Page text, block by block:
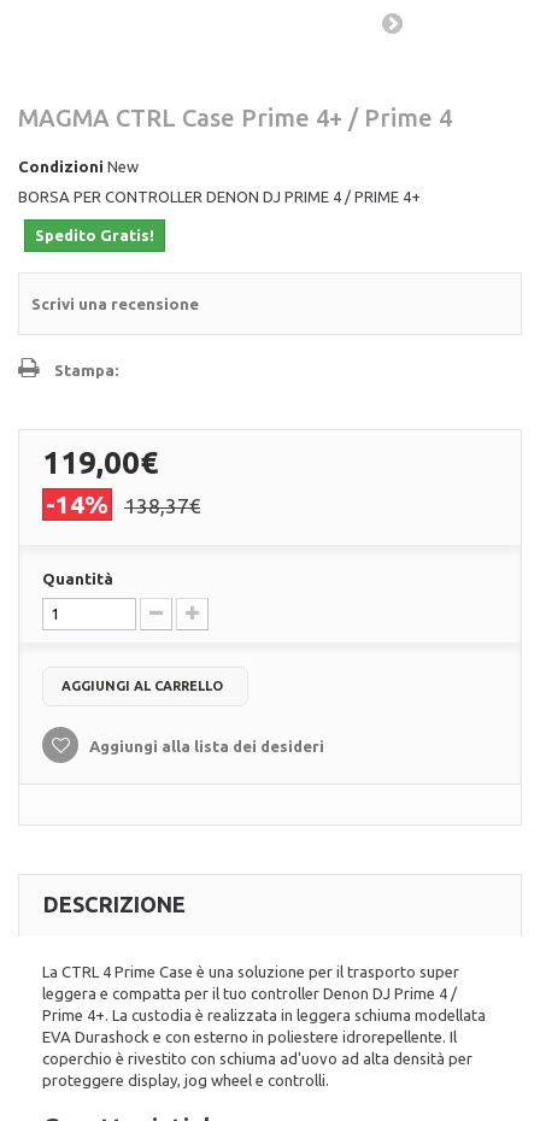
MAGMA CTRL Case Prime 4+ / Prime 4
Condizioni New
BORSA PER CONTROLLER DENON DJ PRIME 4 / PRIME 4+
Spedito Gratis!
Scrivi una recensione
Stampa:
119,00€
-14% 138,37€
Quantità
AGGIUNGI AL CARRELLO
Aggiungi alla lista dei desideri
DESCRIZIONE
La CTRL 4 Prime Case è una soluzione per il trasporto super
leggera e compatta per il tuo controller Denon DJ Prime 4 /
Prime 4+. La custodia è realizzata in leggera schiuma modellata
EVA Durashock e con esterno in poliestere idrorepellente. Il
coperchio è rivestito con schiuma ad'uovo ad alta densità per
proteggere display, jog wheel e controlli.